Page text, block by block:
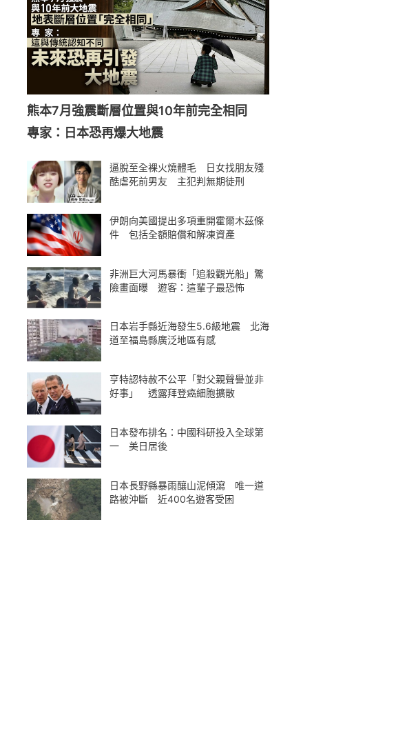
熊本7月強震斷層位置與10年前完全相同
專家：日本恐再爆大地震
逼脫至全裸火燒體毛 日女找朋友殘
酷虐死前男友 主犯判無期徒刑
伊朗向美國提出多項重開霍爾木茲條
件 包括全額賠償和解凍資產
非洲巨大河馬暴衝「追殺觀光船」驚
險畫面曝 遊客：這輩子最恐怖
日本岩手縣近海發生5.6級地震 北海
道至福島縣廣泛地區有感
亨特認特赦不公平「對父親聲譽並非
好事」 透露拜登癌細胞擴散
日本發布排名：中國科研投入全球第
一 美日居後
日本長野縣暴雨釀山泥傾瀉 唯一道
路被沖斷 近400名遊客受困